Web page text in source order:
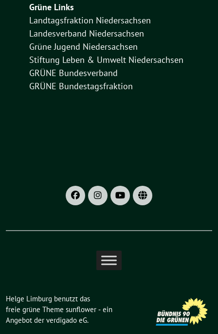
Grüne Links
Landtagsfraktion Niedersachsen
Landesverband Niedersachsen
Grüne Jugend Niedersachsen
Stiftung Leben & Umwelt Niedersachsen
GRÜNE Bundesverband
GRÜNE Bundestagsfraktion
Helge Limburg benutzt das
freie grüne Theme sunflower ‐ ein
Angebot der verdigado eG.